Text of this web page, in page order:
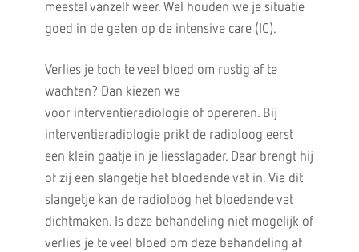
meestal vanzelf weer. Wel houden we je situatie
goed in de gaten op de intensive care (IC).
Verlies je toch te veel bloed om rustig af te
wachten? Dan kiezen we
voor interventieradiologie of opereren. Bij
interventieradiologie prikt de radioloog eerst
een klein gaatje in je liesslagader. Daar brengt hij
of zij een slangetje het bloedende vat in. Via dit
slangetje kan de radioloog het bloedende vat
dichtmaken. Is deze behandeling niet mogelijk of
verlies je te veel bloed om deze behandeling af